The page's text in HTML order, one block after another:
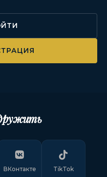
ВКонтакте TikTok